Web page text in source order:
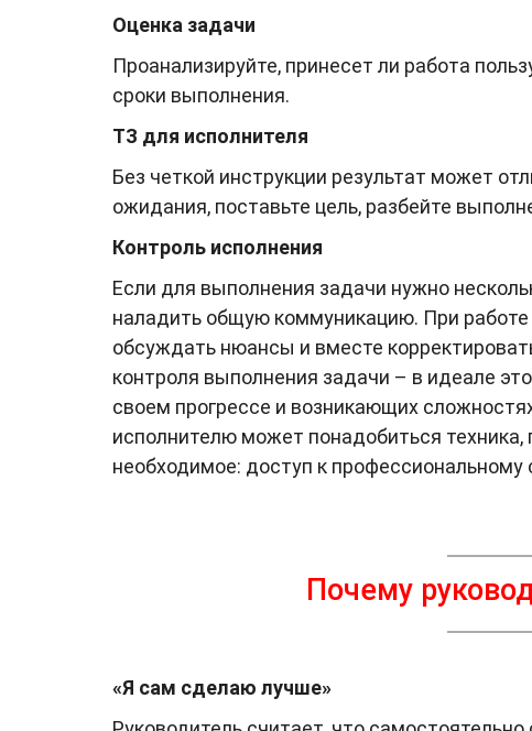
Оценка задачи
Проанализируйте, принесет ли работа
сроки выполнения.
ТЗ для исполнителя
Без четкой инструкции результат может
ожидания, поставьте цель, разбейте
Контроль исполнения
Если для выполнения задачи нужно
наладить общую коммуникацию. При
обсуждать нюансы и вместе
контроля выполнения задачи – в идеале
своем прогрессе и возникающих
исполнителю может понадобиться
необходимое: доступ к профессиональному
Почему
«Я сам сделаю лучше»